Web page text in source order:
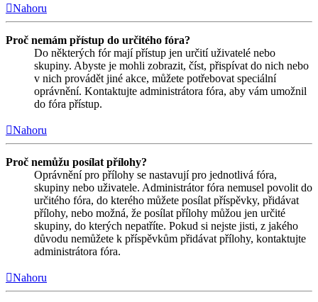
Nahoru
Proč nemám přístup do určitého fóra?
Do některých fór mají přístup jen určití uživatelé nebo
skupiny. Abyste je mohli zobrazit, číst, přispívat do nich nebo
v nich provádět jiné akce, můžete potřebovat speciální
oprávnění. Kontaktujte administrátora fóra, aby vám umožnil
do fóra přístup.
Nahoru
Proč nemůžu posílat přílohy?
Oprávnění pro přílohy se nastavují pro jednotlivá fóra,
skupiny nebo uživatele. Administrátor fóra nemusel povolit do
určitého fóra, do kterého můžete posílat příspěvky, přidávat
přílohy, nebo možná, že posílat přílohy můžou jen určité
skupiny, do kterých nepatříte. Pokud si nejste jisti, z jakého
důvodu nemůžete k příspěvkům přidávat přílohy, kontaktujte
administrátora fóra.
Nahoru